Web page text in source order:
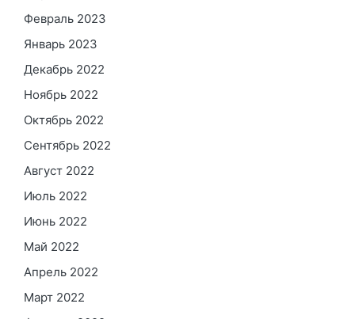
Февраль 2023
Январь 2023
Декабрь 2022
Ноябрь 2022
Октябрь 2022
Сентябрь 2022
Август 2022
Июль 2022
Июнь 2022
Май 2022
Апрель 2022
Март 2022